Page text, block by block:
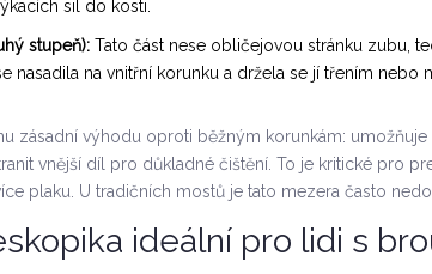
sil do kosti.
stupeň): Tato část nese obličejovou stránku zubu,
nasadila na vnitřní korunku a držela se jí třením nebo
zásadní výhodu oproti běžným korunkám:
vnější díl pro důkladné čištění. To je kritické pro
plaku. U tradičních mostů je tato mezera často
ideální pro lidi s